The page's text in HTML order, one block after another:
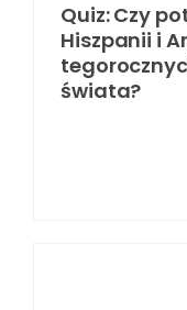
Quiz: Czy
Hiszpanii i
świata?